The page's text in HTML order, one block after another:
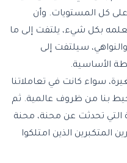
كل المستويات. وأن
بكل شيء، يلتفت إلى ما
سيلتفت إلى
الأساسية.
سواء كانت في تعاملاتنا
بنا من ظروف عالمية. ثم
تحدثت عن محنة، محنة
المتكبرين الذين امتلكوا